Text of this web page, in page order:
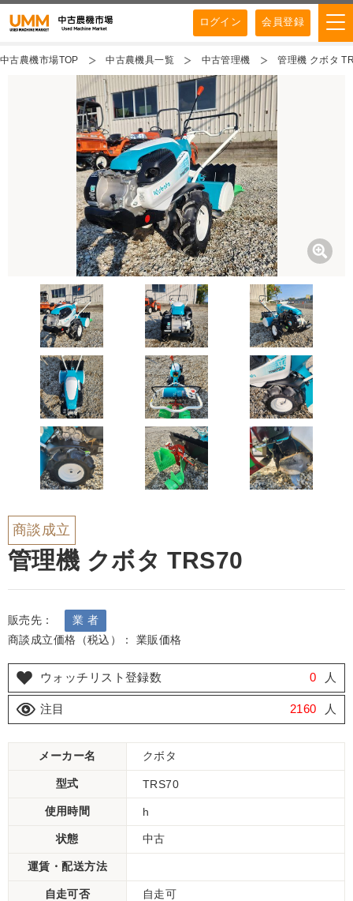
ログイン 会員登録
中古農機市場TOP 中古農機具一覧 中古管理機 管理機 クボタ
商談成立
管理機 クボタ TRS70
販売先：
業 者
商談成立価格（税込）： 業販価格
ウォッチリスト登録数 0 人
注目 2160 人
メーカー名 クボタ
型式 TRS70
使用時間 h
状態 中古
運賃・配送方法
自走可否 自走可